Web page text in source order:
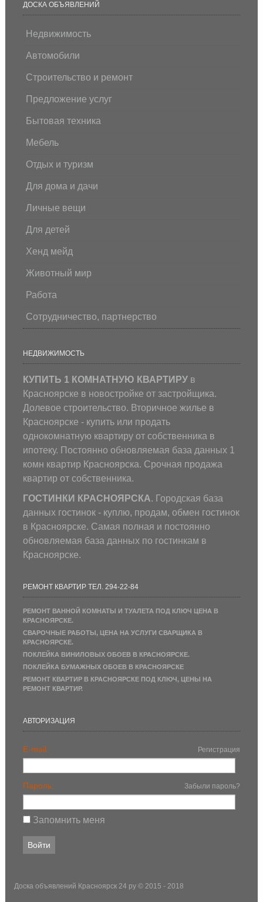
ДОСКА ОБЪЯВЛЕНИЙ
Недвижимость
Автомобили
Строительство и ремонт
Предложение услуг
Бытовая техника
Мебель
Отдых и туризм
Для дома и дачи
Личные вещи
Для детей
Хенд мейд
Животный мир
Работа
Сотрудничество, партнерство
НЕДВИЖИМОСТЬ
КУПИТЬ 1 КОМНАТНУЮ КВАРТИРУв
Красноярске в новостройке от застройщика.
Долевое строительство. Вторичное жилье в
Красноярске - купить или продать
однокомнатную квартиру от собственника в
ипотеку. Постоянно обновляемая база данных 1
комн квартир Красноярска. Срочная продажа
квартир от собственника.
ГОСТИНКИ КРАСНОЯРСКА. Городская база
данных гостинок - куплю, продам, обмен гостинок
в Красноярске. Самая полная и постоянно
обновляемая база данных по гостинкам в
Красноярске.
РЕМОНТ КВАРТИР ТЕЛ. 294-22-84
РЕМОНТ ВАННОЙ КОМНАТЫ И ТУАЛЕТА ПОД КЛЮЧ ЦЕНА В
КРАСНОЯРСКЕ.
СВАРОЧНЫЕ РАБОТЫ, ЦЕНА НА УСЛУГИ СВАРЩИКА В
КРАСНОЯРСКЕ.
ПОКЛЕЙКА ВИНИЛОВЫХ ОБОЕВ В КРАСНОЯРСКЕ.
ПОКЛЕЙКА БУМАЖНЫХ ОБОЕВ В КРАСНОЯРСКЕ
РЕМОНТ КВАРТИР В КРАСНОЯРСКЕ ПОД КЛЮЧ, ЦЕНЫ НА
РЕМОНТ КВАРТИР.
АВТОРИЗАЦИЯ
E-mail: Регистрация
Пароль: Забыли пароль?
Запомнить меня
Доска объявлений Красноярск 24 ру © 2015 - 2018